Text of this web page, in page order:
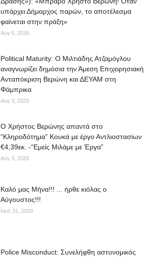
υπάρχει Δήμαρχος παρών, το αποτέλεσμα
φαίνεται στην πράξη»
Αυγ 5, 2026
Political Maturity: Ο Μιλτιάδης Ατζαμόγλου
αναγνωρίζει δημόσια την Άμεση Επιχειρησιακή
Ανταπόκριση Βερώνη και ΔΕΥΑΜ στη
Φάμπρικα
Αυγ 3, 2026
O Χρήστος Βερώνης απαντά στο
“Κληροδότημα” Κουκά με έργο Αντλιοστασίων
€4,39εκ. -“Εμείς Μιλάμε με Έργα”
Αυγ 3, 2026
Kαλό μας Μήνα!!! ... ήρθε κιόλας ο
Αύγουστος!!!
Ιουλ 31, 2020
Police Misconduct: Συνελήφθη αστυνομικός